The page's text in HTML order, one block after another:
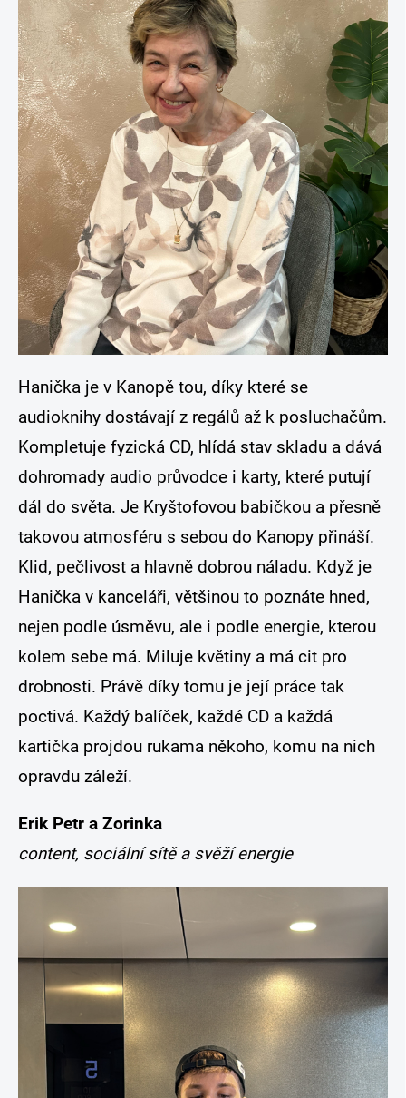
Hanička je v Kanopě tou, díky které se
audioknihy dostávají z regálů až k posluchačům.
Kompletuje fyzická CD, hlídá stav skladu a dává
dohromady audio průvodce i karty, které putují
dál do světa. Je Kryštofovou babičkou a přesně
takovou atmosféru s sebou do Kanopy přináší.
Klid, pečlivost a hlavně dobrou náladu. Když je
Hanička v kanceláři, většinou to poznáte hned,
nejen podle úsměvu, ale i podle energie, kterou
kolem sebe má. Miluje květiny a má cit pro
drobnosti. Právě díky tomu je její práce tak
poctivá. Každý balíček, každé CD a každá
kartička projdou rukama někoho, komu na nich
opravdu záleží.
Erik Petr a Zorinka
content, sociální sítě a svěží energie